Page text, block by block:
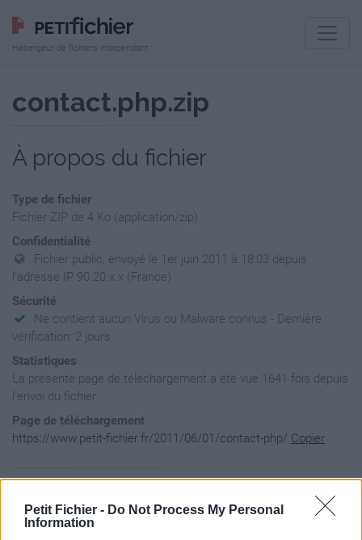
Petit Fichier - Do Not Process My Personal
Information
Hébergeur de fichiers indépendant
contact.php.zip
À propos du fichier
Type de fichier
Fichier ZIP de 4 Ko (application/zip)
Confidentialité
Fichier public, envoyé le 1er juin 2011 à 18:03 depuis
l'adresse IP 90.20.x.x (France)
Sécurité
Ne contient aucun Virus ou Malware connus - Dernière
vérification: 2 jours
Statistiques
La présente page de téléchargement a été vue 1641 fois depuis
l'envoi du fichier
Page de téléchargement
https://www.petit-fichier.fr/2011/06/01/contact-php/ Copier